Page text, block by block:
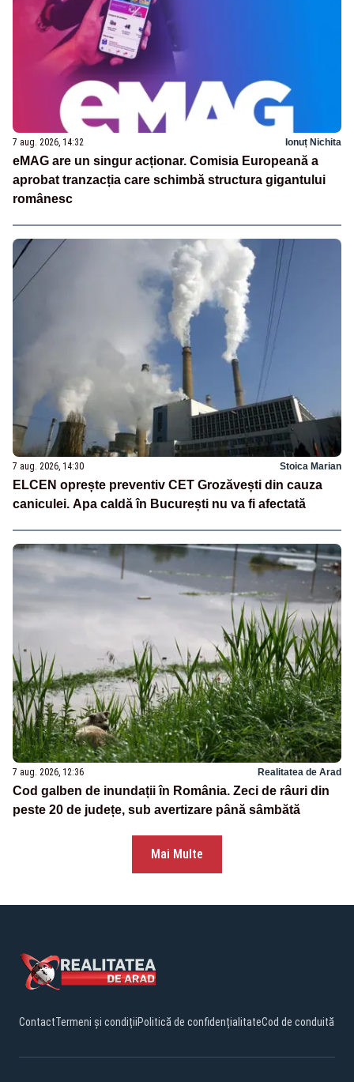
7 aug. 2026, 14:32 Ionuț Nichita
eMAG are un singur acționar. Comisia Europeană a
aprobat tranzacția care schimbă structura gigantului
românesc
7 aug. 2026, 14:30 Stoica Marian
ELCEN oprește preventiv CET Grozăvești din cauza
caniculei. Apa caldă în București nu va fi afectată
7 aug. 2026, 12:36 Realitatea de Arad
Cod galben de inundații în România. Zeci de râuri din
peste 20 de județe, sub avertizare până sâmbătă
Mai Multe
ContactTermeni și condițiiPolitică de confidențialitateCod de conduită